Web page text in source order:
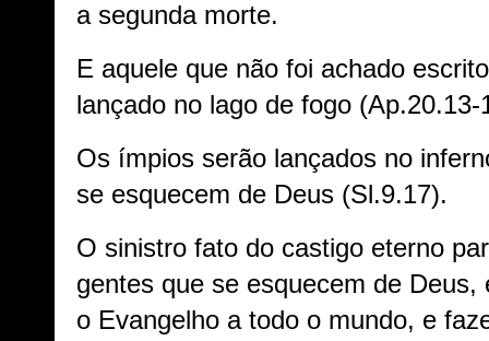
a segunda morte.
E aquele que não foi achado
lançado no lago de fogo (Ap.20.13-
Os ímpios serão lançados no
se esquecem de Deus (Sl.9.17).
O sinistro fato do castigo eterno
gentes que se esquecem de
o Evangelho a todo o mundo, e